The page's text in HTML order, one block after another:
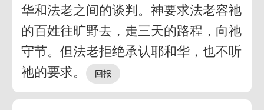
华和法老之间的谈判。神要求法老容祂
的百姓往旷野去，走三天的路程，向祂
守节。但法老拒绝承认耶和华，也不听
祂的要求。